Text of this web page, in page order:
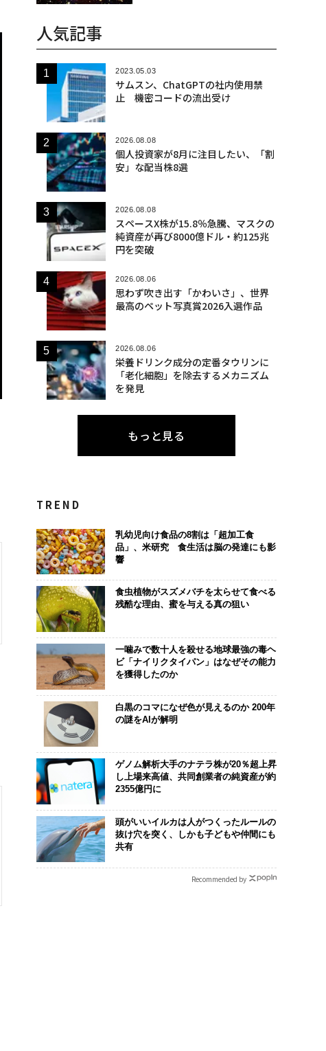
人気記事
2023.05.03
サムスン、ChatGPTの社内使用禁
止 機密コードの流出受け
2026.08.08
個人投資家が8月に注目したい、「割
安」な配当株8選
2026.08.08
スペースX株が15.8％急騰、マスクの
純資産が再び8000億ドル・約125兆
円を突破
2026.08.06
思わず吹き出す「かわいさ」、世界
最高のペット写真賞2026入選作品
2026.08.06
栄養ドリンク成分の定番タウリンに
「老化細胞」を除去するメカニズム
を発見
もっと見る
TREND
乳幼児向け食品の8割は「超加工食
品」、米研究 食生活は脳の発達にも影
響
食虫植物がスズメバチを太らせて食べる
残酷な理由、蜜を与える真の狙い
一噛みで数十人を殺せる地球最強の毒ヘ
ビ「ナイリクタイパン」はなぜその能力
を獲得したのか
白黒のコマになぜ色が見えるのか 200年
の謎をAIが解明
ゲノム解析大手のナテラ株が20％超上昇
し上場来高値、共同創業者の純資産が約
2355億円に
頭がいいイルカは人がつくったルールの
抜け穴を突く、しかも子どもや仲間にも
共有
Recommended by